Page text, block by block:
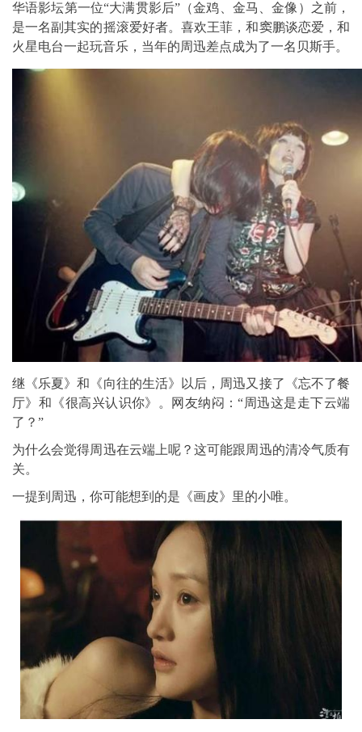
华语影坛第一位“大满贯影后”（金鸡、金马、金像）之前，
是一名副其实的摇滚爱好者。喜欢王菲，和窦鹏谈恋爱，和
火星电台一起玩音乐，当年的周迅差点成为了一名贝斯手。
继《乐夏》和《向往的生活》以后，周迅又接了《忘不了餐
厅》和《很高兴认识你》。网友纳闷：“周迅这是走下云端
了？”
为什么会觉得周迅在云端上呢？这可能跟周迅的清冷气质有
关。
一提到周迅，你可能想到的是《画皮》里的小唯。